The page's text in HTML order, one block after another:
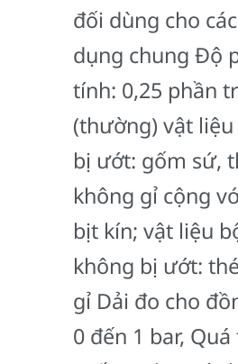
đối dùng cho
dụng chung Độ
tính: 0,25 phần
(thường) vật
bị ướt: gốm sứ,
không gỉ cộng
bịt kín; vật liệu
không bị ướt:
gỉ Dải đo cho
0 đến 1 bar, Quá